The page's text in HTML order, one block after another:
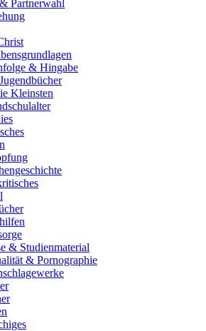
Partnerwahl
& Hingabe
Kleinsten
& Studienmaterial
& Pornographie